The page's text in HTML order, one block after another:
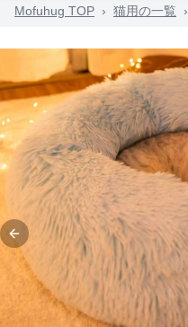
Mofuhug TOP › 猫用の一覧 ›
Previous slide